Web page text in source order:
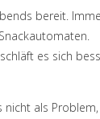
bereit.
es sich
als Problem,